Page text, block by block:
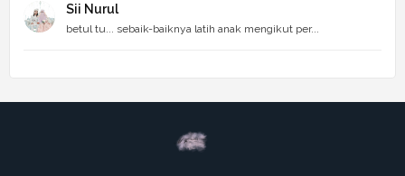
Sii Nurul
betul tu... sebaik-baiknya latih anak mengikut per...